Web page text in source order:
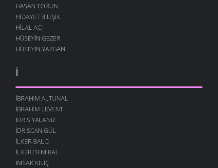
HASAN TORUN
HIDAYET BILIŞIK
HILAL ACI
HÜSEYIN GEZER
HÜSEYIN YAZGAN
İ
İBRAHIM ALTUNAL
İBRAHIM LEVENT
İDRIS YALANIZ
IDRISCAN GÜL
İLKER BALCI
İLKER DEMIRAL
İMSAK KILIÇ